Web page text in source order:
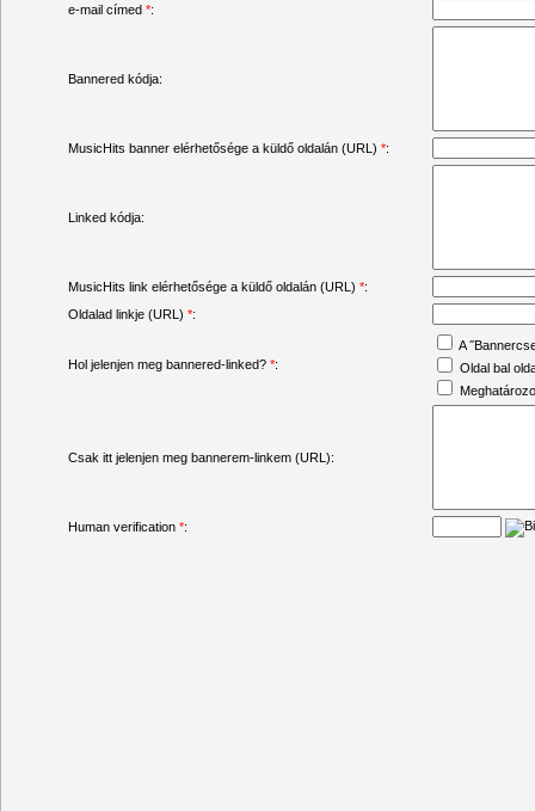
e-mail címed *:
Bannered kódja:
MusicHits banner elérhetősége a küldő oldalán (URL) *:
Linked kódja:
MusicHits link elérhetősége a küldő oldalán (URL) *:
Oldalad linkje (URL) *:
Hol jelenjen meg bannered-linked? *:
A
Oldal bal
Csak itt jelenjen meg bannerem-linkem (URL):
Human verification *: